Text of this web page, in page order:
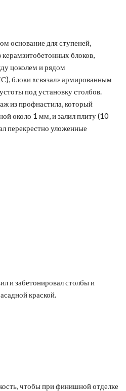
основание для ступеней,
блоков,
цоколем и рядом
блоки «связал» армированным
под установку столбов.
из профнастила, который
около 1 мм, и залил плиту (10
перекрестно уложенные
и забетонировал столбы и
краской.
чтобы при финишной отделке